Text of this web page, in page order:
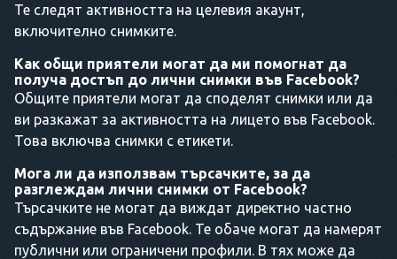
Те следят активността на целевия акаунт,
включително снимките.
Как общи приятели могат да ми помогнат да
получа достъп до лични снимки във Facebook?
Общите приятели могат да споделят снимки или да
ви разкажат за активността на лицето във Facebook.
Това включва снимки с етикети.
Мога ли да използвам търсачките, за да
разглеждам лични снимки от Facebook?
Търсачките не могат да виждат директно частно
съдържание във Facebook. Те обаче могат да намерят
публични или ограничени профили. В тях може да